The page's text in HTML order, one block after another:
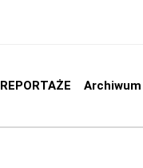
REPORTAŻE Archiwum